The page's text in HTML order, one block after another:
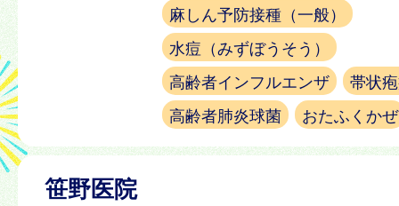
麻しん予防接種（一般）
水痘（みずぼうそう）
高齢者インフルエンザ
帯状
高齢者肺炎球菌
おたふくかぜ
笹野医院